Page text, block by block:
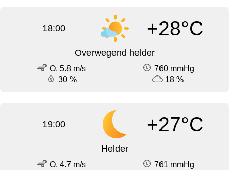
18:00 +28°C
Overwegend helder
O, 5.8 m/s
760 mmHg
30 %
18 %
19:00 +27°C
Helder
O, 4.7 m/s
761 mmHg